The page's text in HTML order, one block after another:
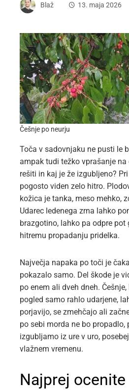
Blaž 13. maja 2026
Češnje po neurju
Toča v sadovnjaku ne pusti le
ampak tudi težko vprašanje na
rešiti in kaj je že izgubljeno?
pogosto viden zelo hitro.
kožica je tanka, meso mehko,
Udarec ledenega zrna lahko
brazgotino, lahko pa odpre pot
hitremu propadanju pridelka.
Največja napaka po toči je
pokazalo samo. Del škode je
po enem ali dveh dneh.
pogled samo rahlo udarjene,
porjavijo, se zmehčajo ali
po sebi morda ne bo propadlo,
izgubljamo iz ure v uro,
vlažnem vremenu.
Najprej